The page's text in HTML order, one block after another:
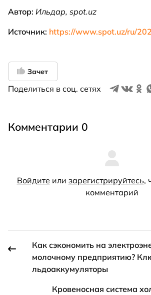
Автор: Ильдар, spot.uz
Источник: https://www.spot.uz/ru/
Зачет
Поделиться в соц. сетях
Комментарии 0
Войдите или зарегистрируйтесь,
комментарий
Как сэкономить на
молочному предприятию?
льдоаккумуляторы
Кровеносная система